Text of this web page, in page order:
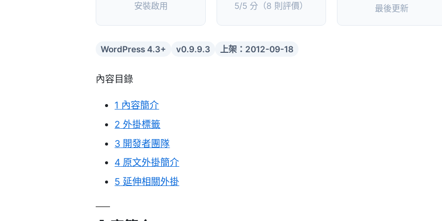
安裝啟用 5/5 分（8 則評價） 最後更新
WordPress 4.3+ v0.9.9.3 上架：2012-09-18
內容目錄
1 內容簡介
2 外掛標籤
3 開發者團隊
4 原文外掛簡介
5 延伸相關外掛